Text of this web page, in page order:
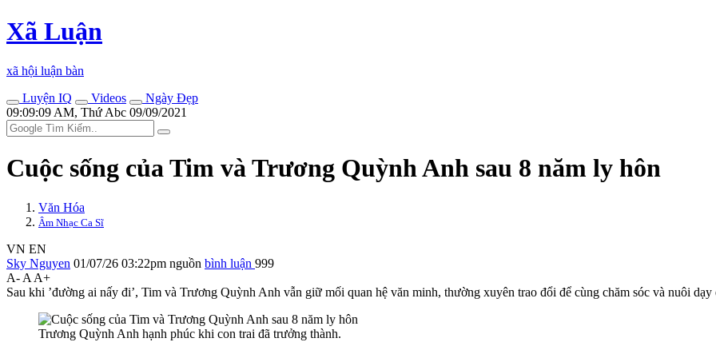
Xã Luận
xã hội luận bàn
Luyện IQ
Videos
Ngày Đẹp
09:09:09 AM, Thứ Abc 09/09/2021
Cuộc sống của Tim và Trương Quỳnh Anh sau 8 năm ly hôn
Văn Hóa
Âm Nhạc Ca Sĩ
VN EN
Sky Nguyen 01/07/26 03:22pm nguồn bình luận 999
A- A A+
Sau khi ’đường ai nấy đi’, Tim và Trương Quỳnh Anh vẫn giữ mối quan hệ văn minh, thường xuyên trao đổi để cùng chăm sóc và nuôi dạy
Trương Quỳnh Anh hạnh phúc khi con trai đã trưởng thành.